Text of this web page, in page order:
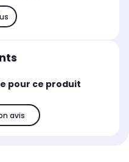
pour ce produit
avis